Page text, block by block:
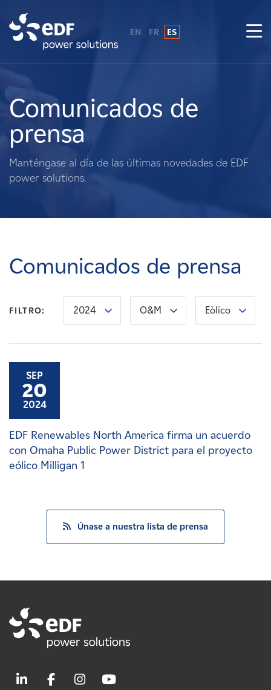
Sobre nosotros
Qué hacemos
Terratenientes
Carreras
Noticias
Afiliados
EN FR ES
Comunicados de
prensa
Manténgase al día de las últimas novedades de EDF
power solutions.
Comunicados de prensa
FILTRO: 2024 O&M Eòlico
SEP
20
2024
EDF Renewables North America firma un acuerdo
con Omaha Public Power District para el proyecto
eólico Milligan 1
Únase a nuestra lista de prensa